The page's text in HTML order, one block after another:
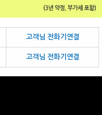
고객님 전화기연결
고객님 전화기연결